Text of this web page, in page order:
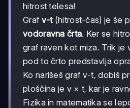
hitrost telesa!
Graf v-t(hitrost-čas) je še
vodoravna črta. Ker se
graf raven kot miza. Trik je
pod to črto predstavlja
Ko narišeš graf v-t, dobiš
ploščina je v × t, kar je
Fizika in matematika se